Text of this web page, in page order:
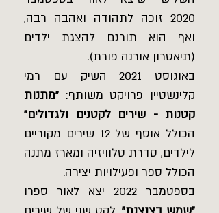
2020 זוכה לתהודה ואהבה רבה,
ואף הוא תורגם להצגת ילדים
(תיאטרון אורנה פורת).
באוגוסט 2021 השיק עם רמי
קלינשטיין פרויקט משותף: "מתנות
קטנות - שירים לקטנים ולגדולים"
הכולל אוסף של 12 שירים מקוריים
לילדים, סדרת טלוויזיה ומארז מתנה
הכולל ספר ופעילויות יצירה.
בספטמבר 2022 יצא לאור ספרו